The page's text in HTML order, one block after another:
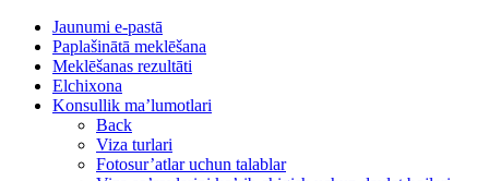
Jaunumi e-pastā
Paplašinātā meklēšana
Meklēšanas rezultāti
Elchixona
Konsullik ma’lumotlari
Back
Viza turlari
Fotosur’atlar uchun talablar